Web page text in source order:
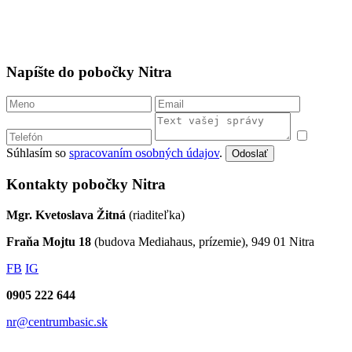
Napíšte do pobočky Nitra
Súhlasím so spracovaním osobných údajov. Odoslať
Kontakty pobočky Nitra
Mgr. Kvetoslava Žitná (riaditeľka)
Fraňa Mojtu 18 (budova Mediahaus, prízemie), 949 01 Nitra
FB IG
0905 222 644
nr@centrumbasic.sk